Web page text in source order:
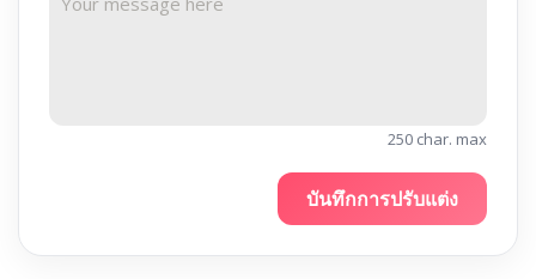
250 char. max
บันทึกการปรับแต่ง